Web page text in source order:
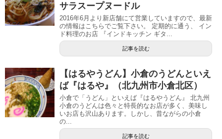
サラスープヌードル
2016年6月より新店舗にて営業していますので、最新
の情報はこちらでご覧下さい。 定期的に通う、 イン
ド料理のお店 『インドキッチン ギタ...
記事を読む
【はるやうどん】小倉のうどんといえ
ば『はるや』（北九州市小倉北区）
小倉で「うどん」といえば『はるやうどん』 北九州
小倉のうどんは色々と特長的なお店が多く、美味し
いお店も沢山あります。しかし、昔ながらの小倉
の...
記事を読む